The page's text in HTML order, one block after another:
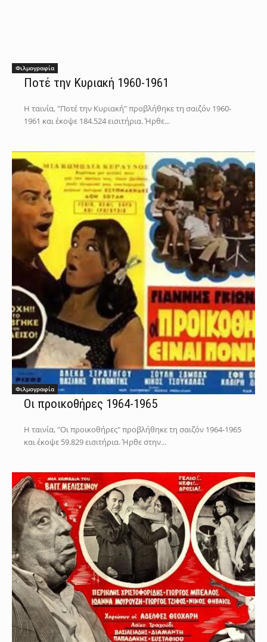
Φιλμογραφία
Ποτέ την Κυριακή 1960-1961
Η ταινία, "Ποτέ την Κυριακή" προβλήθηκε τη σαιζόν 1960-
1961 και έκοψε 184.524 εισιτήρια. Ήρθε...
Φιλμογραφία
Οι προικοθήρες 1964-1965
Η ταινία, "Οι προικοθήρες" προβλήθηκε τη σαιζόν 1964-1965
και έκοψε 59.829 εισιτήρια. Ήρθε στην...